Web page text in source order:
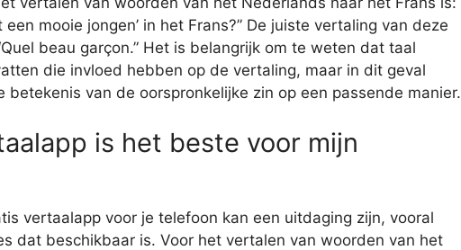
een mooie jongen’ in het Frans?” De juiste vertaling van deze
beau garçon.” Het is belangrijk om te weten dat taal
die invloed hebben op de vertaling, maar in dit geval
betekenis van de oorspronkelijke zin op een passende manier.
is het beste voor mijn
vertaalapp voor je telefoon kan een uitdaging zijn, vooral
dat beschikbaar is. Voor het vertalen van woorden van het